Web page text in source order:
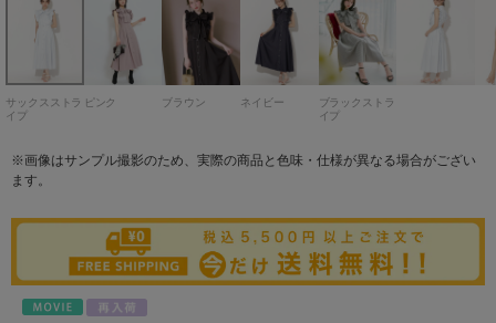
サックスストラ
イプ
ピンク ブラウン ネイビー
ブラックストラ
イプ
※画像はサンプル撮影のため、実際の商品と色味・仕様が異なる場合がござい
ます。